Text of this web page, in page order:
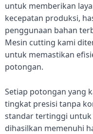
untuk memberikan
kecepatan produksi,
penggunaan bahan
Mesin cutting kami
untuk memastikan
potongan.
Setiap potongan yang
tingkat presisi tanpa
standar tertinggi
dihasilkan memenuhi